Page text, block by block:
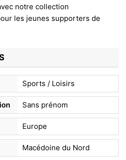
notre collection
les jeunes supporters de
Sports / Loisirs
Sans prénom
Europe
Macédoine du Nord